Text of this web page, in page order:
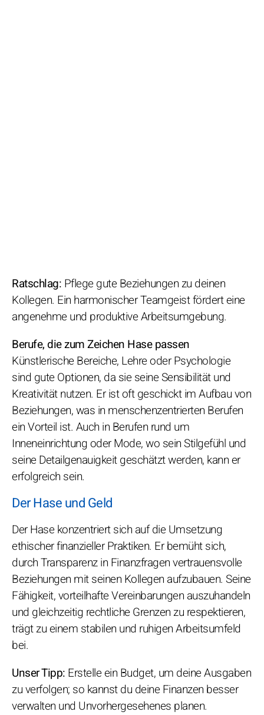
Ratschlag: Pflege gute Beziehungen zu deinen
Kollegen. Ein harmonischer Teamgeist fördert eine
angenehme und produktive Arbeitsumgebung.
Berufe, die zum Zeichen Hase passen
Künstlerische Bereiche, Lehre oder Psychologie
sind gute Optionen, da sie seine Sensibilität und
Kreativität nutzen. Er ist oft geschickt im Aufbau von
Beziehungen, was in menschenzentrierten Berufen
ein Vorteil ist. Auch in Berufen rund um
Inneneinrichtung oder Mode, wo sein Stilgefühl und
seine Detailgenauigkeit geschätzt werden, kann er
erfolgreich sein.
Der Hase und Geld
Der Hase konzentriert sich auf die Umsetzung
ethischer finanzieller Praktiken. Er bemüht sich,
durch Transparenz in Finanzfragen vertrauensvolle
Beziehungen mit seinen Kollegen aufzubauen. Seine
Fähigkeit, vorteilhafte Vereinbarungen auszuhandeln
und gleichzeitig rechtliche Grenzen zu respektieren,
trägt zu einem stabilen und ruhigen Arbeitsumfeld
bei.
Unser Tipp: Erstelle ein Budget, um deine Ausgaben
zu verfolgen; so kannst du deine Finanzen besser
verwalten und Unvorhergesehenes planen.